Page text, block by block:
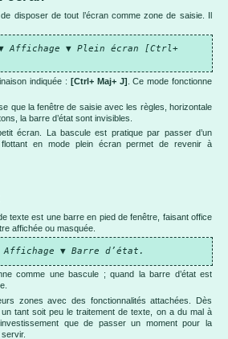
disposer de tout l’écran comme zone de saisie. Il
Affichage ▼ Plein écran [Ctrl+
indiquée : [Ctrl+ Maj+ J] . Ce mode fonctionne
que la fenêtre de saisie avec les règles, horizontale
la barre d’état sont invisibles.
écran. La bascule est pratique par passer d’un
en mode plein écran permet de revenir à
texte est une barre en pied de fenêtre, faisant office
affichée ou masquée.
Affichage ▼ Barre d’état.
comme une bascule ; quand la barre d’état est
zones avec des fonctionnalités attachées. Dès
tant soit peu le traitement de texte, on a du mal à
que de passer un moment pour la